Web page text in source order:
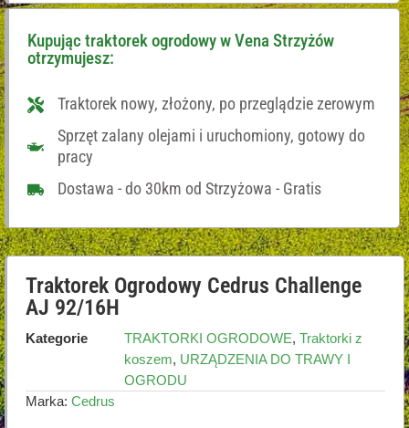
Kupując traktorek ogrodowy w Vena Strzyżów
otrzymujesz:
Traktorek nowy, złożony, po przeglądzie zerowym
Sprzęt zalany olejami i uruchomiony, gotowy do
pracy
Dostawa - do 30km od Strzyżowa - Gratis
Traktorek Ogrodowy Cedrus Challenge
AJ 92/16H
Kategorie TRAKTORKI OGRODOWE, Traktorki z
koszem, URZĄDZENIA DO TRAWY I
OGRODU
Marka: Cedrus